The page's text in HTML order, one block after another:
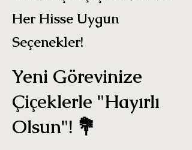
Her Hisse Uygun
Seçenekler!
Yeni Görevinize
Çiçeklerle "Hayırlı
Olsun"! 💐